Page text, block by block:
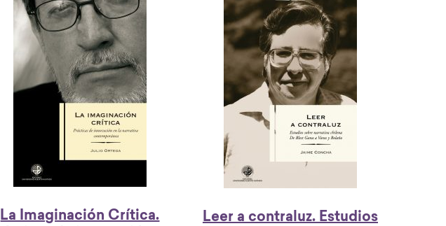
La Imaginación Crítica.
Leer a contraluz. Estudios